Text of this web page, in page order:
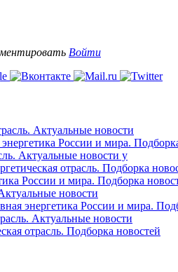
Войти
Актуальные новости
России и мира.
Актуальные новости у
отрасль. Подборка
России и мира. Подборка
новости
энергетика России и мира.
Актуальные новости
отрасль. Подборка новостей